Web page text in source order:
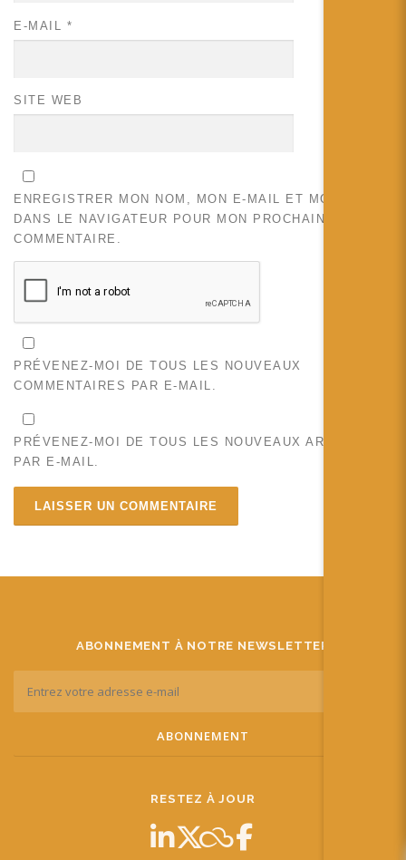
E-MAIL *
SITE WEB
ENREGISTRER MON NOM, MON E-MAIL ET MON SITE
DANS LE NAVIGATEUR POUR MON PROCHAIN
COMMENTAIRE.
PRÉVENEZ-MOI DE TOUS LES NOUVEAUX
COMMENTAIRES PAR E-MAIL.
PRÉVENEZ-MOI DE TOUS LES NOUVEAUX ARTICLES
PAR E-MAIL.
ABONNEMENT À NOTRE NEWSLETTER
RESTEZ À JOUR